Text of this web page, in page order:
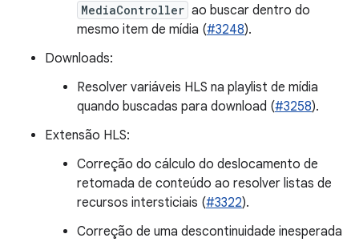
MediaController ao buscar dentro do
mesmo item de mídia (#3248).
Downloads:
Resolver variáveis HLS na playlist de mídia
quando buscadas para download (#3258).
Extensão HLS:
Correção do cálculo do deslocamento de
retomada de conteúdo ao resolver listas de
recursos intersticiais (#3322).
Correção de uma descontinuidade inesperada